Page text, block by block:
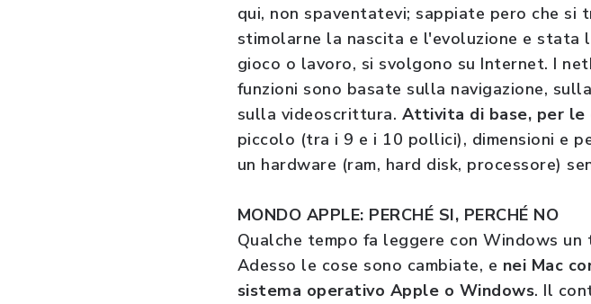
qui, non spaventatevi; sappiate pero che
stimolarne la nascita e l'evoluzione e
gioco o lavoro, si svolgono su Internet. I
funzioni sono basate sulla navigazione,
sulla videoscrittura. Attivita di base, per le
piccolo (tra i 9 e i 10 pollici), dimensioni e
un hardware (ram, hard disk, processore)
MONDO APPLE: PERCHÉ SI, PERCHÉ NO
Qualche tempo fa leggere con Windows
Adesso le cose sono cambiate, e nei Mac
sistema operativo Apple o Windows. Il